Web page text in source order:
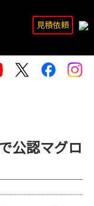
見積依頼
公認マグロ